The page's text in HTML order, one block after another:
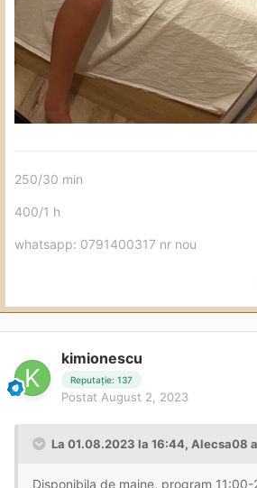
250/30 min
400/1 h
whatsapp: 0791400317 nr nou
kimionescu
Reputație: 137
Postat August 2, 2023
La 01.08.2023 la 16:44, Alecsa08
Disponibila de maine, program